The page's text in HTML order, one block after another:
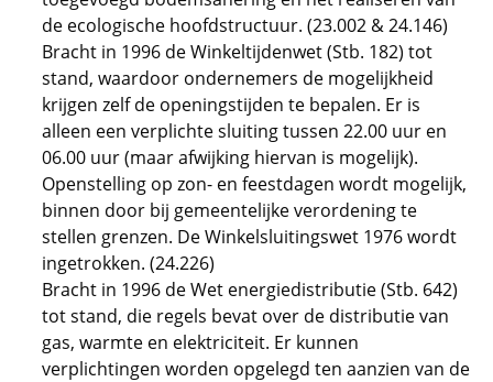
de ecologische hoofdstructuur. (23.002 & 24.146)
Bracht in 1996 de Winkeltijdenwet (Stb. 182) tot
stand, waardoor ondernemers de mogelijkheid
krijgen zelf de openingstijden te bepalen. Er is
alleen een verplichte sluiting tussen 22.00 uur en
06.00 uur (maar afwijking hiervan is mogelijk).
Openstelling op zon- en feestdagen wordt mogelijk,
binnen door bij gemeentelijke verordening te
stellen grenzen. De Winkelsluitingswet 1976 wordt
ingetrokken. (24.226)
Bracht in 1996 de Wet energiedistributie (Stb. 642)
tot stand, die regels bevat over de distributie van
gas, warmte en elektriciteit. Er kunnen
verplichtingen worden opgelegd ten aanzien van de